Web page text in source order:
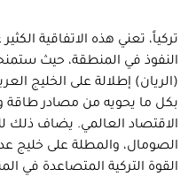
تركياً، تعني هذه الاتفاقية
النفوذ في المنطقة، حيث
(الريان) إطلالة على الخليج
بكل ما يحويه من مصادر طاقة
الاقتصاد العالمي. يضاف ذلك
الصومال، والمطلة على
القوة التركية المتصاعدة في